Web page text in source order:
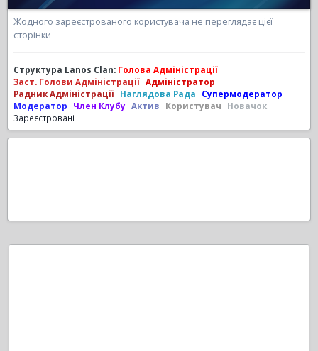
Жодного зареєстрованого користувача не переглядає цієї
сторінки
Структура Lanos Clan: Голова Адміністрації
Заст. Голови Адміністрації Адміністратор
Радник Адміністрації Наглядова Рада
Супермодератор
Модератор
Член Клубу Актив Користувач
Новачок
Зареєстровані